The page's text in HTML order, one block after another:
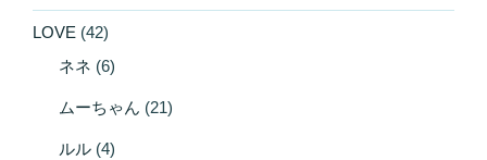
LOVE (42)
ネネ (6)
ムーちゃん (21)
ルル (4)